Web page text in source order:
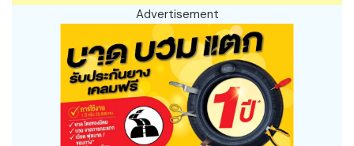
Advertisement